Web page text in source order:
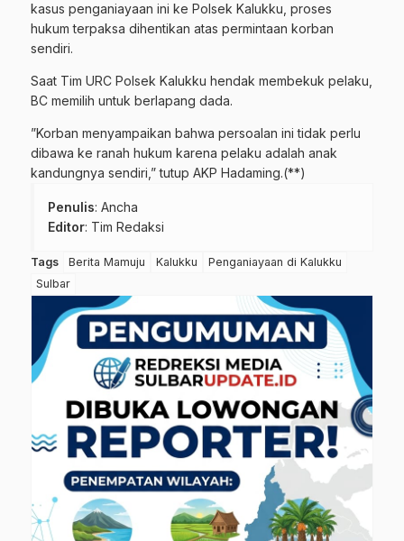
kasus penganiayaan ini ke Polsek Kalukku, proses
hukum terpaksa dihentikan atas permintaan korban
sendiri.
Saat Tim URC Polsek Kalukku hendak membekuk pelaku,
BC memilih untuk berlapang dada.
​”Korban menyampaikan bahwa persoalan ini tidak perlu
dibawa ke ranah hukum karena pelaku adalah anak
kandungnya sendiri,” tutup AKP Hadaming.(**)
Penulis: Ancha
Editor: Tim Redaksi
Tags Berita Mamuju Kalukku
Penganiayaan di Kalukku
Sulbar